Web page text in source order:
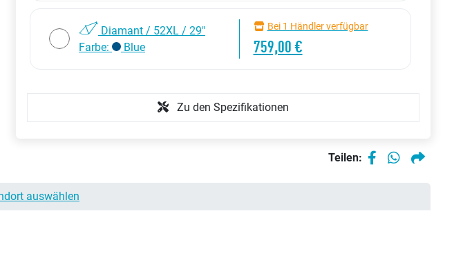
Diamant / 52XL / 29"
Farbe:
Blue
Bei 1 Händler verfügbar
759,00 €
Zu den Spezifikationen
Teilen:
auswählen